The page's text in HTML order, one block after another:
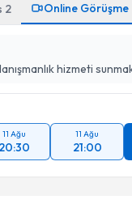
2 Online Görüşme
hizmeti
11 Ağu
20:30
11 Ağu
21:00